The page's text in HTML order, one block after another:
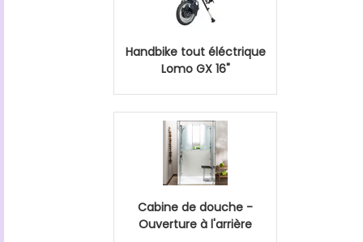
Handbike tout éléctrique
Lomo GX 16"
Cabine de douche -
Ouverture à l'arrière